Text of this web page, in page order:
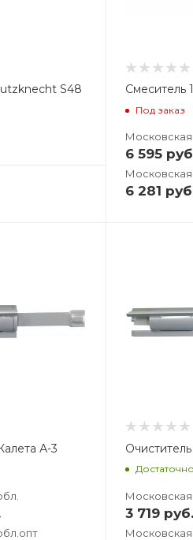
S48 Смеситель
Под заказ
Московская
6 595
6 281
А-3
Достаточно
Московская
3 719руб.